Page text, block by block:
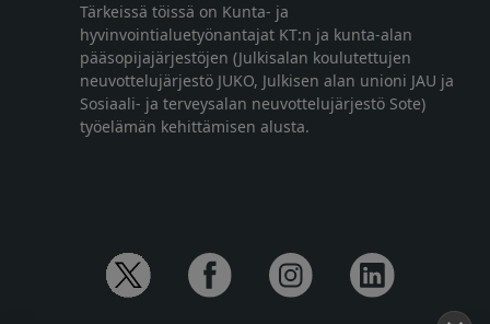
Tärkeissä töissä on Kunta- ja
hyvinvointialuetyönantajat KT:n ja kunta-alan
pääsopijajärjestöjen (Julkisalan koulutettujen
neuvottelujärjestö JUKO, Julkisen alan unioni JAU ja
Sosiaali- ja terveysalan neuvottelujärjestö Sote)
työelämän kehittämisen alusta.